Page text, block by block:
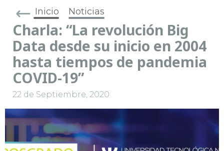
Inicio Noticias
Charla: “La revolución Big
Data desde su inicio en 2004
hasta tiempos de pandemia
COVID-19”
22 de Septiembre, 2020